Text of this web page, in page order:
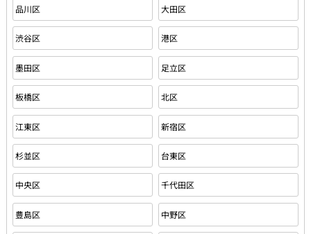
品川区 大田区
渋谷区 港区
墨田区 足立区
板橋区 北区
江東区 新宿区
杉並区 台東区
中央区 千代田区
豊島区 中野区